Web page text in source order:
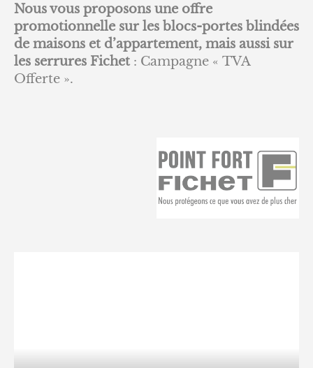
Nous vous proposons une offre
promotionnelle sur les blocs-portes blindées
de maisons et d’appartement, mais aussi sur
les serrures Fichet: Campagne « TVA
Offerte ».